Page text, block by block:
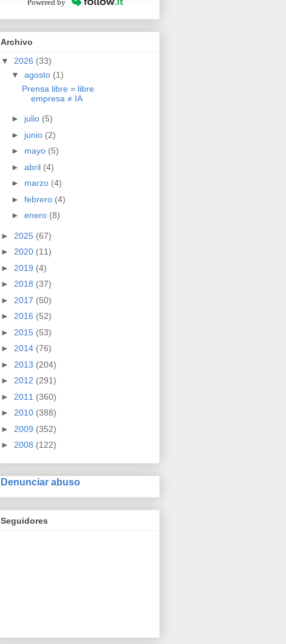
Powered by
Archivo
▼ 2026 (33)
▼ agosto (1)
Prensa libre = libre
empresa ≠ IA
► julio (5)
► junio (2)
► mayo (5)
► abril (4)
► marzo (4)
► febrero (4)
► enero (8)
► 2025 (67)
► 2020 (11)
► 2019 (4)
► 2018 (37)
► 2017 (50)
► 2016 (52)
► 2015 (53)
► 2014 (76)
► 2013 (204)
► 2012 (291)
► 2011 (360)
► 2010 (388)
► 2009 (352)
► 2008 (122)
Denunciar abuso
Seguidores